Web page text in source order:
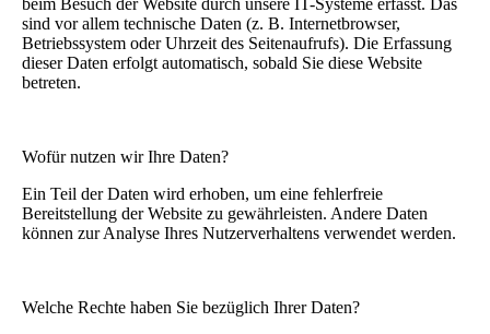
beim Besuch der Website durch unsere IT-Systeme erfasst. Das
sind vor allem technische Daten (z. B. Internetbrowser,
Betriebssystem oder Uhrzeit des Seitenaufrufs). Die Erfassung
dieser Daten erfolgt automatisch, sobald Sie diese Website
betreten.
Wofür nutzen wir Ihre Daten?
Ein Teil der Daten wird erhoben, um eine fehlerfreie
Bereitstellung der Website zu gewährleisten. Andere Daten
können zur Analyse Ihres Nutzerverhaltens verwendet werden.
Welche Rechte haben Sie bezüglich Ihrer Daten?